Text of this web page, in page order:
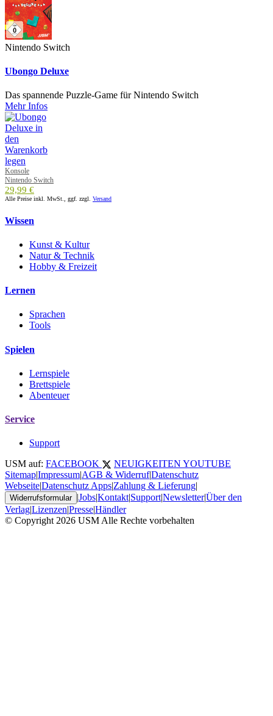
Nintendo Switch
Ubongo Deluxe
Das spannende Puzzle-Game für Nintendo Switch
Mehr Infos
Konsole
Nintendo Switch
29,99 €
Alle Preise inkl. MwSt., ggf. zzgl. Versand
Wissen
Kunst & Kultur
Natur & Technik
Hobby & Freizeit
Lernen
Sprachen
Tools
Spielen
Lernspiele
Brettspiele
Abenteuer
Service
Support
USM auf: FACEBOOK NEUIGKEITEN YOUTUBE
Sitemap|Impressum|AGB & Widerruf|Datenschutz
Webseite|Datenschutz Apps|Zahlung & Lieferung|
Widerrufsformular |Jobs|Kontakt|Support|Newsletter|Über den
Verlag|Lizenzen|Presse|Händler
© Copyright 2026 USM Alle Rechte vorbehalten